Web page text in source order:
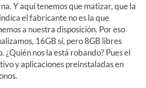
Y aquí tenemos que matizar, que la
el fabricante no es la que
a nuestra disposición. Por eso
16GB sí, pero 8GB libres
¿Quién nos la está robando? Pues el
y aplicaciones preinstaladas en